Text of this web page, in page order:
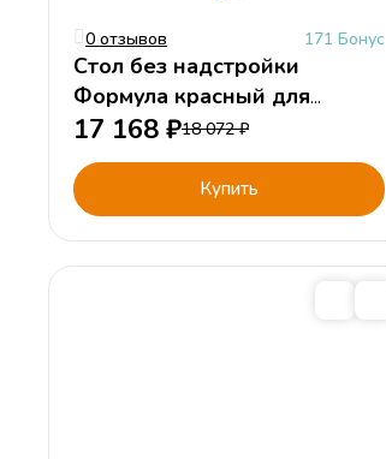
0 отзывов 171 Бонус
Стол без надстройки
Формула красный для
мальчика
17 168 ₽18 072₽
Купить